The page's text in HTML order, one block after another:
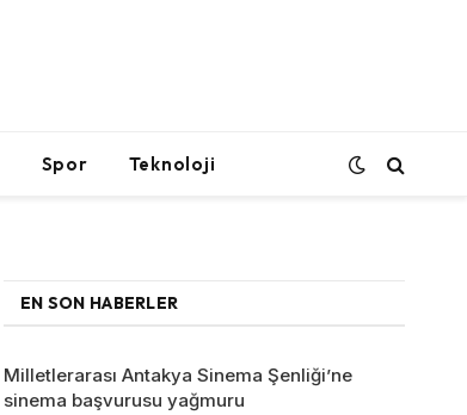
Spor Teknoloji
EN SON HABERLER
Milletlerarası Antakya Sinema Şenliği’ne
sinema başvurusu yağmuru